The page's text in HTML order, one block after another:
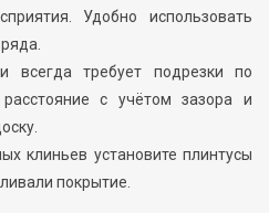
Удобно использовать
всегда требует подрезки по
с учётом зазора и
клиньев установите плинтусы
покрытие.